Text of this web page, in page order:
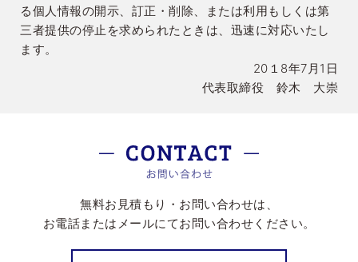
る個人情報の開示、訂正・削除、または利用もしくは第
三者提供の停止を求められたときは、迅速に対応いたし
ます。
20１8年7月1日
代表取締役 鈴木 大崇
無料お見積もり・お問い合わせは、
お電話またはメールにてお問い合わせください。